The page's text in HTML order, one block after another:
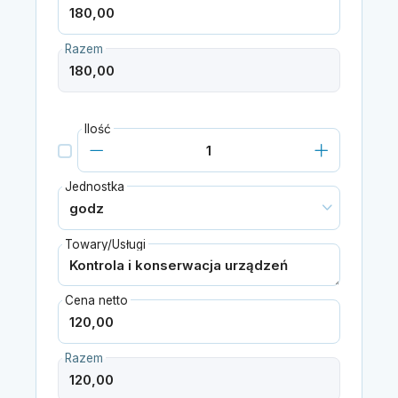
Razem
Ilość
Jednostka
Towary/Usługi
Cena netto
Razem